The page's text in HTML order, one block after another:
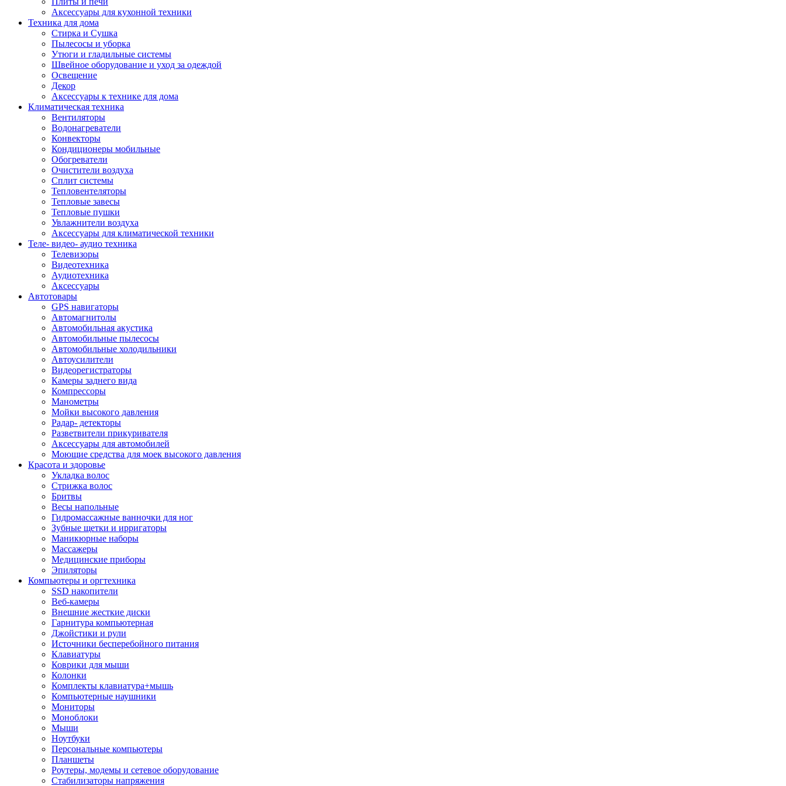
Аксессуары для кухонной техники
Техника для дома
Стирка и Сушка
Пылесосы и уборка
Утюги и гладильные системы
Швейное оборудование и уход за одеждой
Освещение
Декор
Аксессуары к технике для дома
Климатическая техника
Вентиляторы
Водонагреватели
Конвекторы
Кондиционеры мобильные
Обогреватели
Очистители воздуха
Сплит системы
Тепловентеляторы
Тепловые завесы
Тепловые пушки
Увлажнители воздуха
Аксессуары для климатической техники
Теле- видео- аудио техника
Телевизоры
Видеотехника
Аудиотехника
Аксессуары
Автотовары
GPS навигаторы
Автомагнитолы
Автомобильная акустика
Автомобильные пылесосы
Автомобильные холодильники
Автоусилители
Видеорегистраторы
Камеры заднего вида
Компрессоры
Манометры
Мойки высокого давления
Радар- детекторы
Разветвители прикуривателя
Аксессуары для автомобилей
Моющие средства для моек высокого давления
Красота и здоровье
Укладка волос
Стрижка волос
Бритвы
Весы напольные
Гидромассажные ванночки для ног
Зубные щетки и ирригаторы
Маникюрные наборы
Массажеры
Медицинские приборы
Эпиляторы
Компьютеры и оргтехника
SSD накопители
Веб-камеры
Внешние жесткие диски
Гарнитура компьютерная
Джойстики и рули
Источники бесперебойного питания
Клавиатуры
Коврики для мыши
Колонки
Комплекты клавиатура+мышь
Компьютерные наушники
Мониторы
Моноблоки
Мыши
Ноутбуки
Персональные компьютеры
Планшеты
Роутеры, модемы и сетевое оборудование
Стабилизаторы напряжения